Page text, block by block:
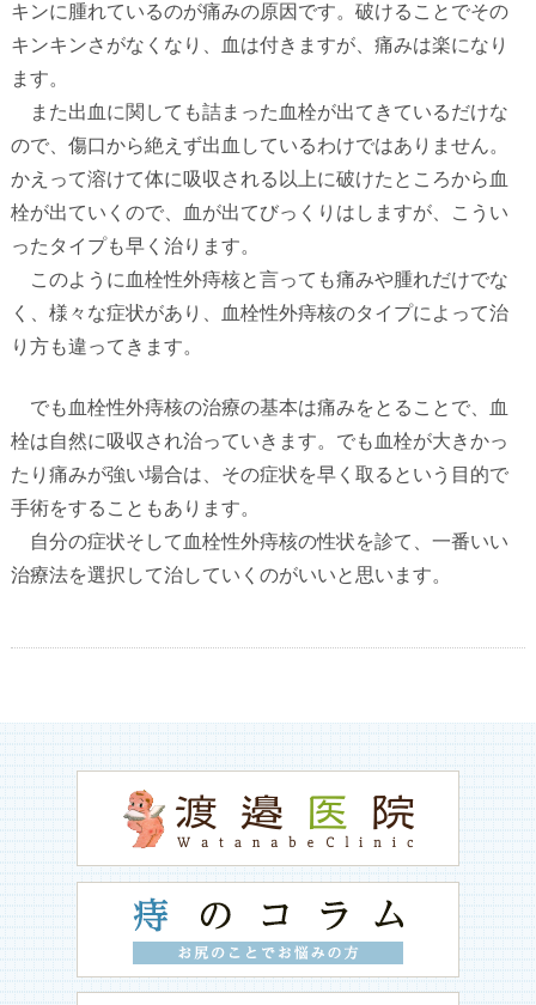
キンに腫れているのが痛みの原因です。破けることでその
キンキンさがなくなり、血は付きますが、痛みは楽になり
ます。
また出血に関しても詰まった血栓が出てきているだけな
ので、傷口から絶えず出血しているわけではありません。
かえって溶けて体に吸収される以上に破けたところから血
栓が出ていくので、血が出てびっくりはしますが、こうい
ったタイプも早く治ります。
このように血栓性外痔核と言っても痛みや腫れだけでな
く、様々な症状があり、血栓性外痔核のタイプによって治
り方も違ってきます。
でも血栓性外痔核の治療の基本は痛みをとることで、血
栓は自然に吸収され治っていきます。でも血栓が大きかっ
たり痛みが強い場合は、その症状を早く取るという目的で
手術をすることもあります。
自分の症状そして血栓性外痔核の性状を診て、一番いい
治療法を選択して治していくのがいいと思います。